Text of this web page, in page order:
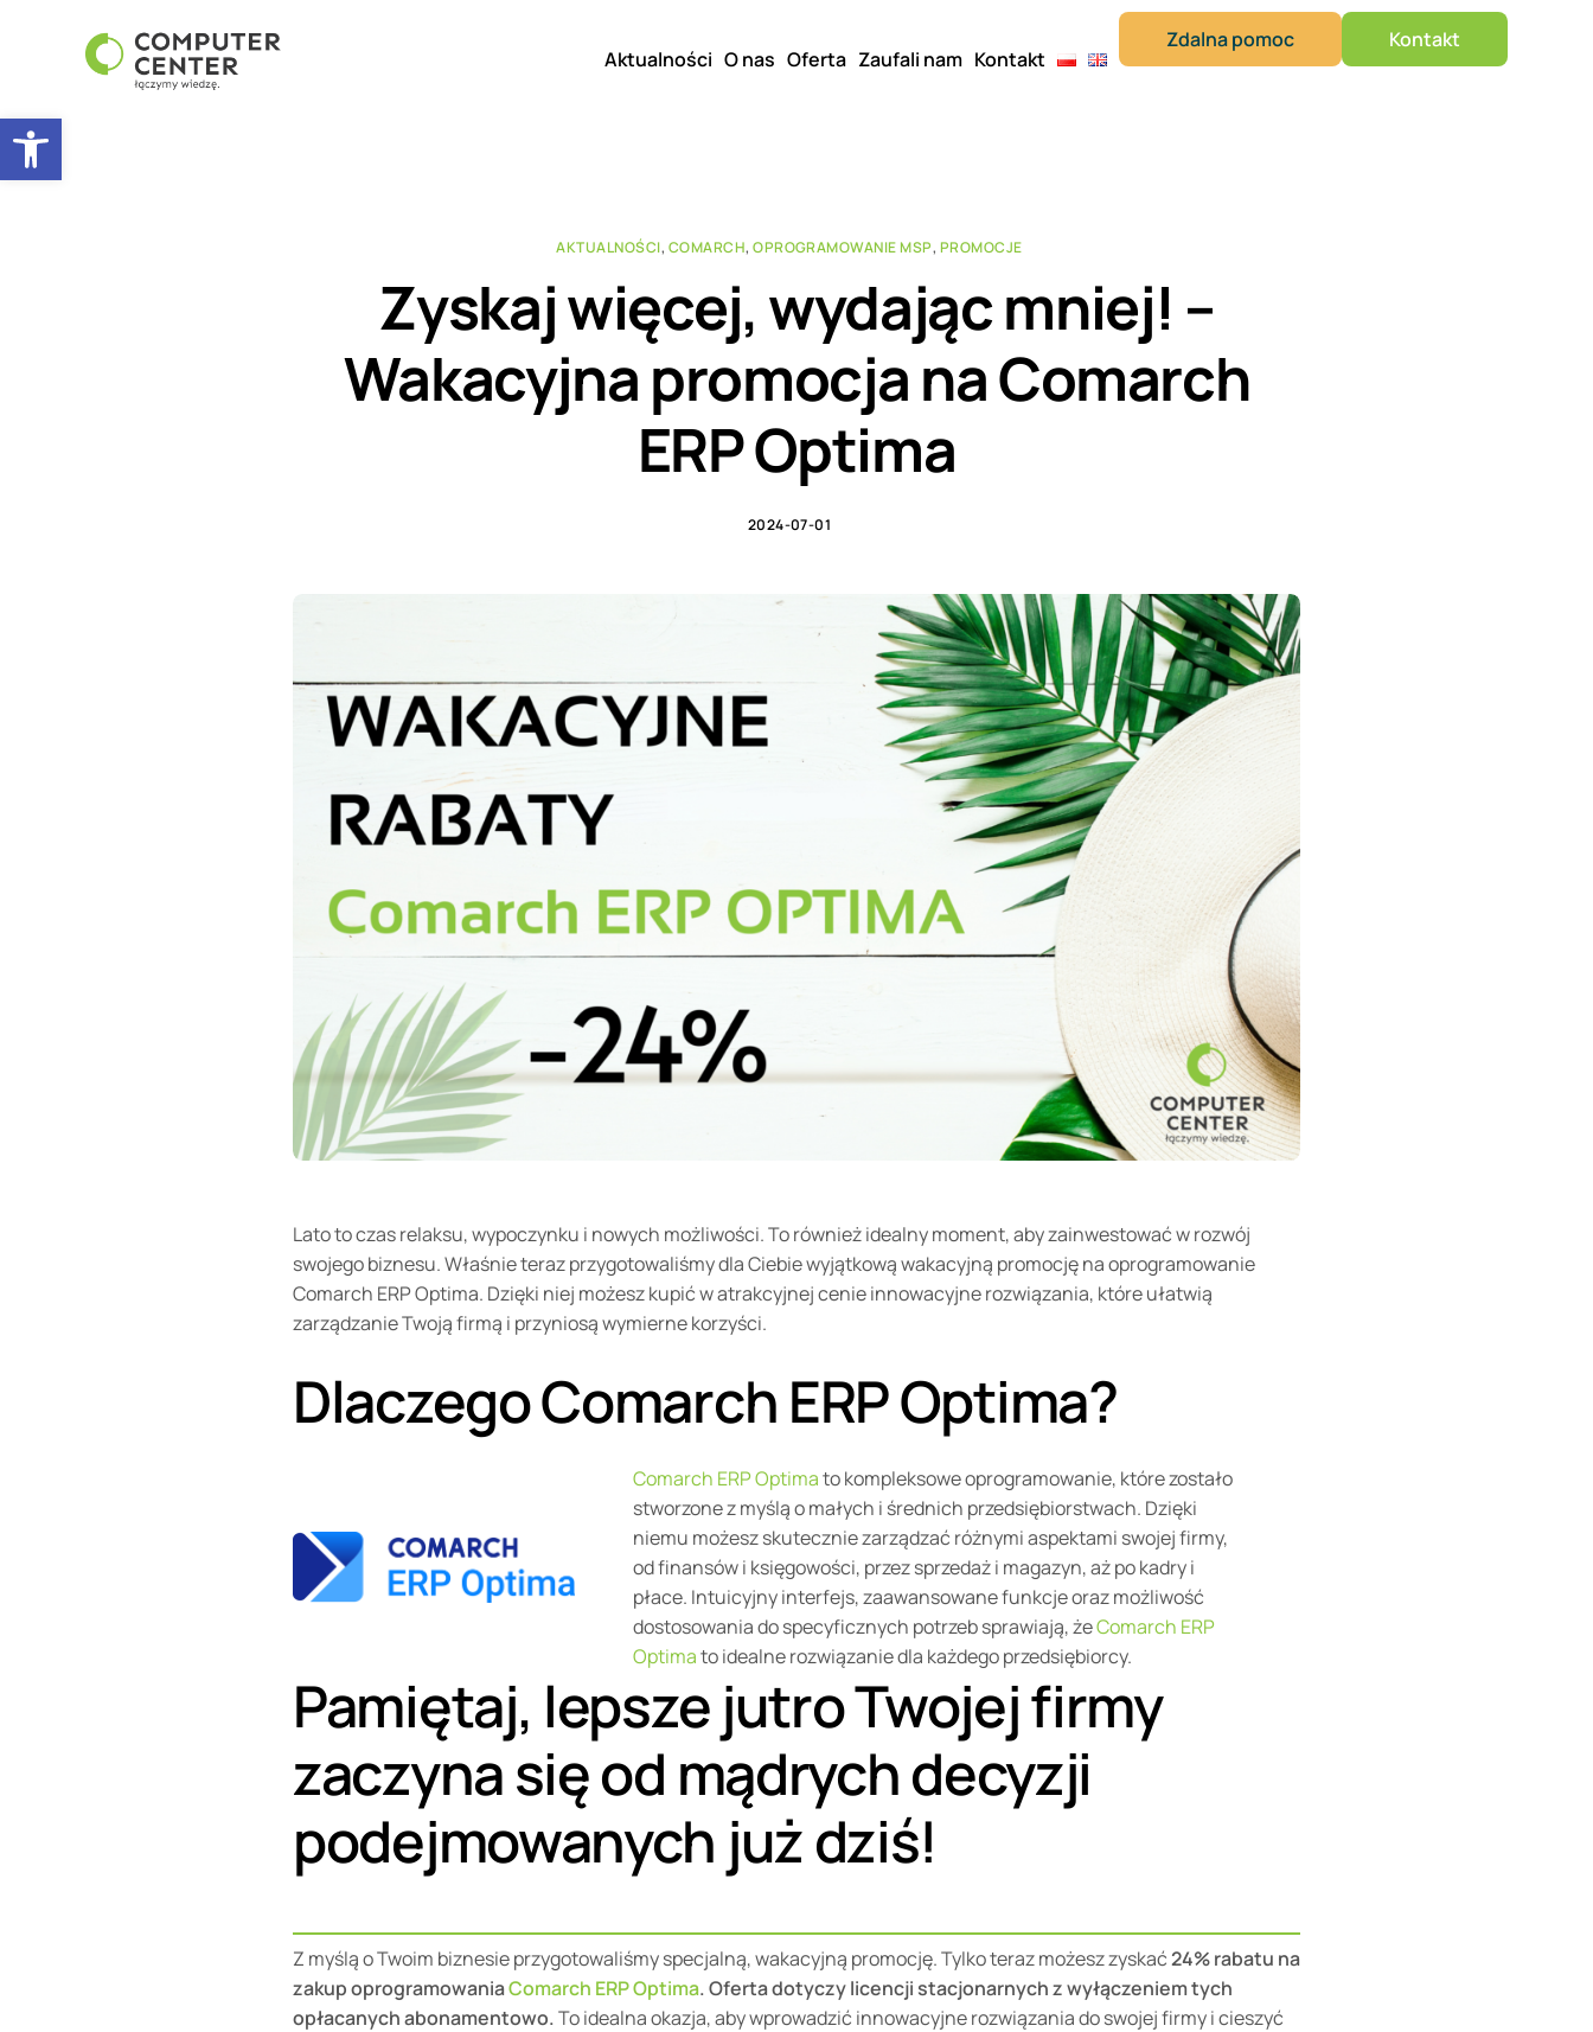
Otwórz pasek narzędzi
Aktualności O nas Oferta Zaufali nam Kontakt
Zdalna pomoc Kontakt
AKTUALNOŚCI, COMARCH,OPROGRAMOWANIE MSP, PROMOCJE
Zyskaj więcej, wydając mniej! –
Wakacyjna promocja na Comarch
ERP Optima
2024-07-01
Lato to czas relaksu, wypoczynku i nowych możliwości. To również idealny moment, aby zainwestować w rozwój
swojego biznesu. Właśnie teraz przygotowaliśmy dla Ciebie wyjątkową wakacyjną promocję na oprogramowanie
Comarch ERP Optima. Dzięki niej możesz kupić w atrakcyjnej cenie innowacyjne rozwiązania, które ułatwią
zarządzanie Twoją firmą i przyniosą wymierne korzyści.
Dlaczego Comarch ERP Optima?
Comarch ERP Optimato kompleksowe oprogramowanie, które zostało
stworzone z myślą o małych i średnich przedsiębiorstwach. Dzięki
niemu możesz skutecznie zarządzać różnymi aspektami swojej firmy,
od finansów i księgowości, przez sprzedaż i magazyn, aż po kadry i
płace. Intuicyjny interfejs, zaawansowane funkcje oraz możliwość
dostosowania do specyficznych potrzeb sprawiają, żeComarch ERP
Optimato idealne rozwiązanie dla każdego przedsiębiorcy.
Pamiętaj, lepsze jutro Twojej firmy
zaczyna się od mądrych decyzji
podejmowanych już dziś!
Z myślą o Twoim biznesie przygotowaliśmy specjalną, wakacyjną promocję. Tylko teraz możesz zyskać24% rabatu na
zakup oprogramowaniaComarch ERP Optima.Oferta dotyczy licencji stacjonarnych z wyłączeniem tych
opłacanych abonamentowo.To idealna okazja, aby wprowadzić innowacyjne rozwiązania do swojej firmy i cieszyć